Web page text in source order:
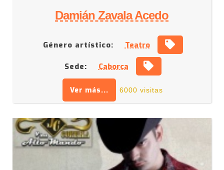
Damián Zavala Acedo
Género artístico: Teatro
Sede: Caborca
Ver más... 6000 visitas